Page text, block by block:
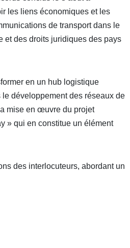
les liens économiques et les
de transport dans le
et des droits juridiques des pays
en un hub logistique
développement des réseaux de
mise en œuvre du projet
» qui en constitue un élément
des interlocuteurs, abordant un